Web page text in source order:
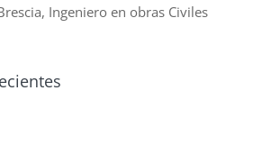
Ingeniero en obras Civiles